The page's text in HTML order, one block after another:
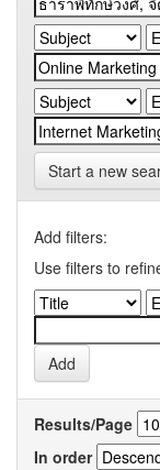
Start a new
Add filters:
Use filters to
Results/Page
In order